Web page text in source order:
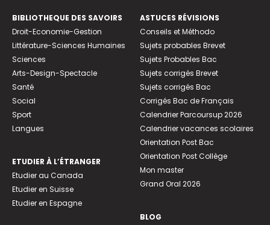
BIBLIOTHEQUE DES SAVOIRS
Droit-Economie-Gestion
Littérature-Sciences Humaines
Sciences
Arts-Design-Spectacle
Santé
Social
Sport
Langues
ETUDIER À L’ÉTRANGER
Etudier au Canada
Etudier en Suisse
Etudier en Espagne
ASTUCES RÉVISIONS
Conseils et Méthodo
Sujets probables Brevet
Sujets Probables Bac
Sujets corrigés Brevet
Sujets corrigés Bac
Corrigés Bac de Français
Calendrier Parcoursup 2026
Calendrier vacances scolaires
Orientation Post Bac
Orientation Post Collège
Mon master
Grand Oral 2026
BLOG